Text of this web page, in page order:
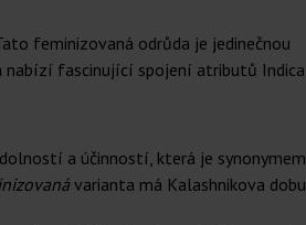
feminizovaná odrůda je jedinečnou
nabízí fascinující spojení atributů Indica
a účinností, která je synonymem
varianta má Kalashnikova dobu